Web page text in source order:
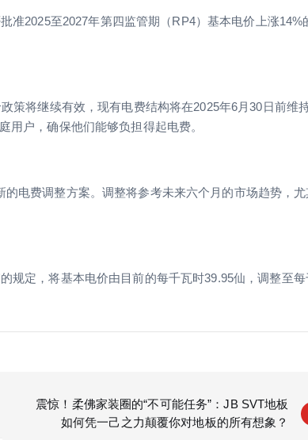
准2025至2027年第四监管期（RP4）基本电价上涨14%
策将继续有效，现有电费结构将在2025年6月30日前维
用户，确保他们能够负担得起电费。
电费调整方案。调整将参考未来六个月的市场趋势，尤
规定，将基本电价由目前的每千瓦时39.95仙，调整至每
震惊！柔佛家装圈的“不可能任务”：JB SVT地板
如何凭一己之力颠覆你对地板的所有想象？